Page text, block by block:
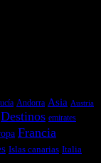
Andorra Asia Austria
Destinos emirates
Francia
Islas canarias Italia